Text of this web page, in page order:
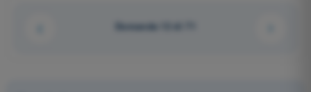
Domanda 12 di 71